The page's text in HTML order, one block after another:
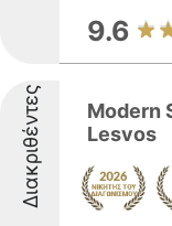
9.6
Διακριθέντες
Modern
Lesvos